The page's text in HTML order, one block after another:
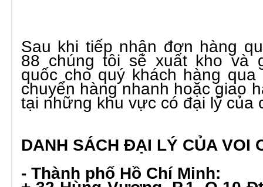
Sau khi tiếp nhận đơn hàng
88 chúng tôi sẽ xuất kho và
quốc cho quý khách hàng
chuyển hàng nhanh hoặc giao
tại những khu vực có đại lý của
DANH SÁCH ĐẠI LÝ CỦA VOI
- Thành phố Hồ Chí Minh: